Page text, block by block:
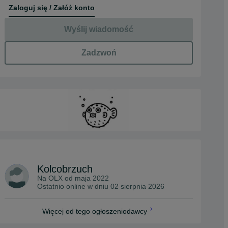
Zaloguj się / Załóż konto
Wyślij wiadomość
Zadzwoń
Kolcobrzuch
Na OLX od maja 2022
Ostatnio online w dniu 02 sierpnia 2026
Więcej od tego ogłoszeniodawcy